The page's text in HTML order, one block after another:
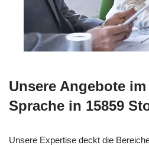
Unsere Angebote
Sprache in 15859
Unsere Expertise deckt die